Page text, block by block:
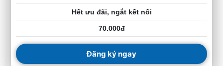
Hết ưu đãi, ngắt kết nối
70.000đ
Đăng ký ngay